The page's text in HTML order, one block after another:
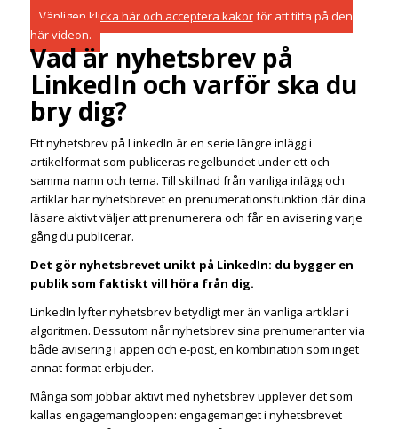
Vänligen klicka här och acceptera kakorför att titta på den
här videon.
Vad är nyhetsbrev på
LinkedIn och varför ska du
bry dig?
Ett nyhetsbrev på LinkedIn är en serie längre inlägg i
artikelformat som publiceras regelbundet under ett och
samma namn och tema. Till skillnad från vanliga inlägg och
artiklar har nyhetsbrevet en prenumerationsfunktion där dina
läsare aktivt väljer att prenumerera och får en avisering varje
gång du publicerar.
Det gör nyhetsbrevet unikt på LinkedIn: du bygger en
publik som faktiskt vill höra från dig.
LinkedIn lyfter nyhetsbrev betydligt mer än vanliga artiklar i
algoritmen. Dessutom når nyhetsbrev sina prenumeranter via
både avisering i appen och e-post, en kombination som inget
annat format erbjuder.
Många som jobbar aktivt med nyhetsbrev upplever det som
kallas engagemangloopen: engagemanget i nyhetsbrevet